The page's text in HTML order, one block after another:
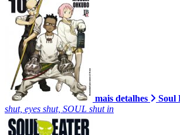
mais detalhes Soul
shut, eyes shut, SOUL shut in